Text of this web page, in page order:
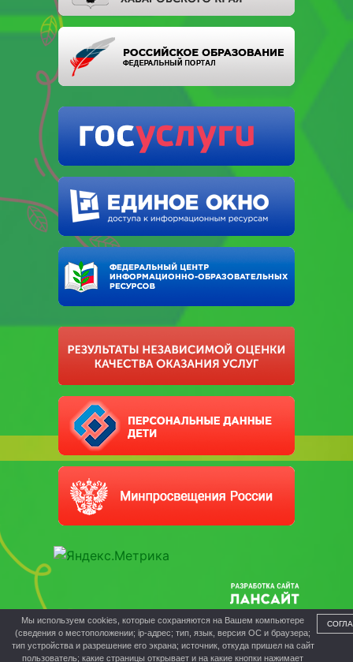
Мы используем cookies, которые сохраняются на Вашем компьютере
(сведения о местоположении; ip-адрес; тип, язык, версия ОС и браузера;
тип устройства и разрешение его экрана; источник, откуда пришел на сайт
пользователь; какие страницы открывает и на какие кнопки нажимает